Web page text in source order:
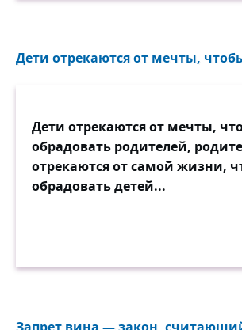
Дети отрекаются от мечты,
Дети отрекаются от мечты,
обрадовать родителей,
отрекаются от самой жизни,
обрадовать детей...